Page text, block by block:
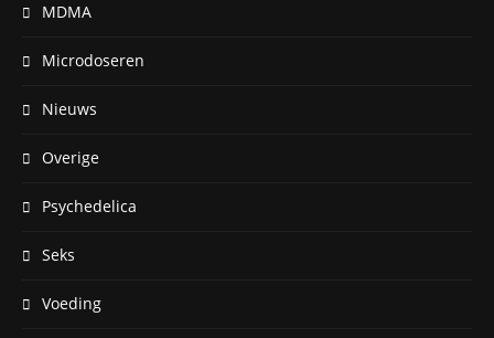
MDMA
Microdoseren
Nieuws
Overige
Psychedelica
Seks
Voeding